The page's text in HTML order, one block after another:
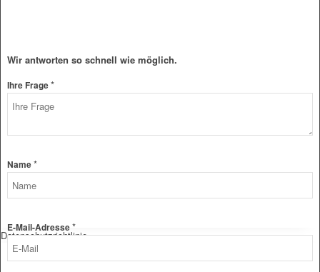
Datenschutzrichtlinie
Wir antworten so schnell wie möglich.
Ihre Frage*
Name*
E-Mail-Adresse*